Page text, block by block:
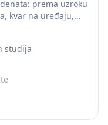
prema uzroku
kvar na uređaju,
osoba izloženih
studija